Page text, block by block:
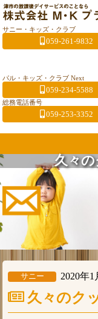
サニー・キッズ・クラブ
059-261-9832
パル・キッズ・クラブ Next
059-234-5588
総務電話番号
059-253-3352
久々
サニー 2020年1
久々のク